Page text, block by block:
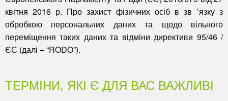
квітня 2016 р. Про захист фізичних осіб в зв ’язку з
обробкою персональних даних та щодо вільного
переміщення таких даних та відміни директиви 95/46 /
ЄС (далі – “RODO”).
ТЕРМІНИ, ЯКІ Є ДЛЯ ВАС ВАЖЛИВІ